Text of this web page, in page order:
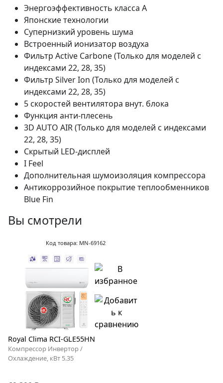
Энергоэффективность класса А
Японские технологии
Супернизкий уровень шума
Встроенный ионизатор воздуха
Фильтр Active Carbone (Только для моделей с
индексами 22, 28, 35)
Фильтр Silver Ion (Только для моделей с
индексами 22, 28, 35)
5 скоростей вентилятора внут. блока
Функция анти-плесень
3D AUTO AIR (Только для моделей с индексами
22, 28, 35)
Скрытый LED-дисплей
I Feel
Дополнительная шумоизоляция компрессора
Антикоррозийное покрытие теплообменников
Blue Fin
Вы смотрели
Код товара: MN-69162
Royal Clima RCI-GLE55HN
Компрессор Инвертор /
Охлаждение, кВт 5.35